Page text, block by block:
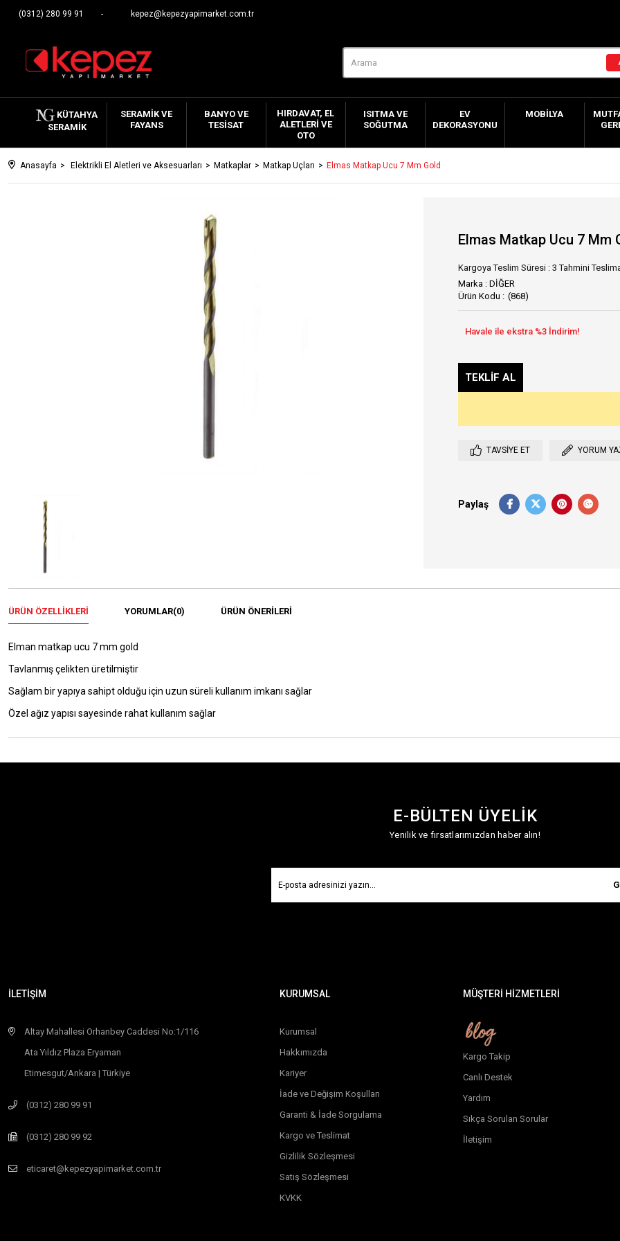
(0312) 280 99 91 kepez@kepezyapimarket.com.tr
KÜTAHYA
SERAMIK
SERAMIK VE
FAYANS
BANYO VE
TESISAT
HIRDAVAT, EL
ALETLERI VE
OTO
ISITMA VE
SOĞUTMA
EV
DEKORASYONU
MOBILYA
Anasayfa Elektrikli El Aletleri ve Aksesuarları Matkaplar Matkap Uçları Elmas Matkap Ucu 7 Mm Gold
Elmas Matkap Ucu 7 Mm
Kargoya Teslim Süresi : 3 Tahmini
Marka : DİĞER
(868)
TAVSIYE ET YORUM
Paylaş
ÜRÜN ÖZELLIKLERI YORUMLAR(0) ÜRÜN ÖNERILERI
Elman matkap ucu 7 mm gold
Tavlanmış çelikten üretilmiştir
Sağlam bir yapıya sahipt olduğu için uzun süreli kullanım imkanı sağlar
Özel ağız yapısı sayesinde rahat kullanım sağlar
E-BÜLTEN ÜYELİK
Yenilik ve fırsatlarımızdan haber alın!
İLETİŞİM
Altay Mahallesi Orhanbey Caddesi No:1/116
Ata Yıldız Plaza Eryaman
Etimesgut/Ankara | Türkiye
(0312) 280 99 91
(0312) 280 99 92
eticaret@kepezyapimarket.com.tr
KURUMSAL
Kurumsal
Hakkımızda
Kariyer
İade ve Değişim Koşulları
Garanti & İade Sorgulama
Kargo ve Teslimat
Gizlilik Sözleşmesi
Satış Sözleşmesi
KVKK
MÜŞTERİ HİZMETLERİ
Kargo Takip
Canlı Destek
Yardım
Sıkça Sorulan Sorular
İletişim